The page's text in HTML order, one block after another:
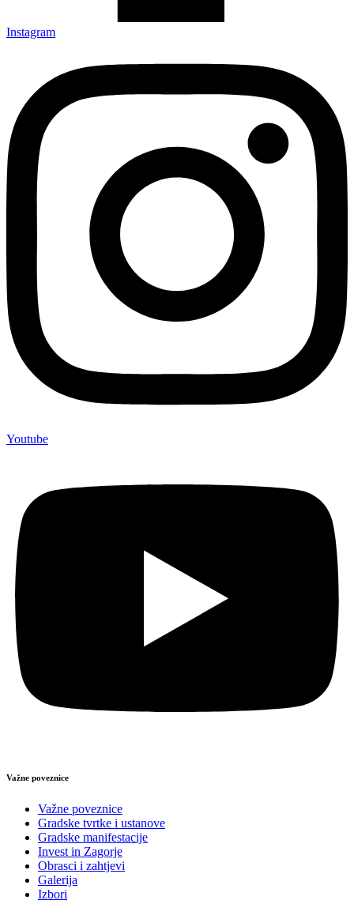
Instagram
Youtube
Važne poveznice
Važne poveznice
Gradske tvrtke i ustanove
Gradske manifestacije
Invest in Zagorje
Obrasci i zahtjevi
Galerija
Izbori